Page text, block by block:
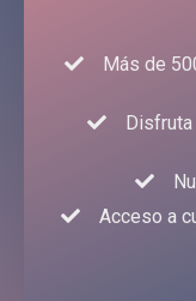
Más de
Acceso a